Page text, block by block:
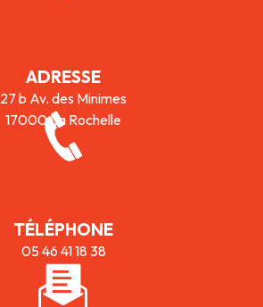
ADRESSE
27 b Av. des Minimes
17000 La Rochelle
TÉLÉPHONE
05 46 41 18 38